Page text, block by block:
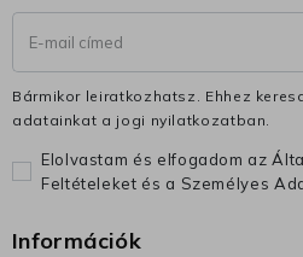
Bármikor leiratkozhatsz. Ehhez
adatainkat a jogi nyilatkozatban.
Elolvastam és elfogadom az
Feltételeket és a Személyes
Információk